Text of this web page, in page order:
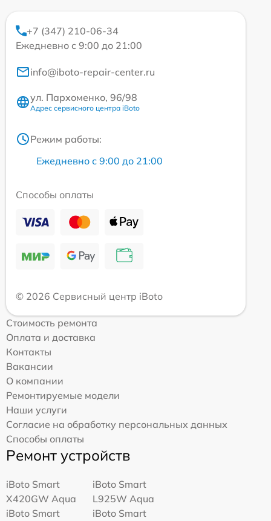
+7 (347) 210-06-34
Ежедневно с 9:00 до 21:00
info@iboto-repair-center.ru
ул. Пархоменко, 96/98
Адрес сервисного центра iBoto
Режим работы:
Ежедневно с 9:00 до 21:00
Способы оплаты
© 2026 Сервисный центр iBoto
Стоимость ремонта
Оплата и доставка
Контакты
Вакансии
О компании
Ремонтируемые модели
Наши услуги
Согласие на обработку персональных данных
Способы оплаты
Ремонт устройств
iBoto Smart
Х420GW Aqua
iBoto Smart
L925W Aqua
iBoto Smart
iBoto Smart